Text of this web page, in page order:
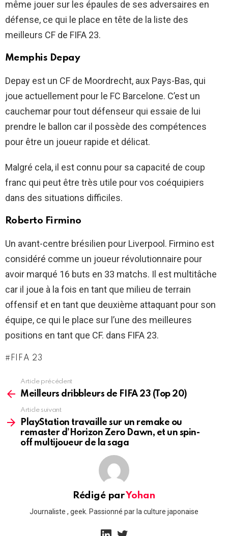
même jouer sur les épaules de ses adversaires en
défense, ce qui le place en tête de la liste des
meilleurs CF de FIFA 23.
Memphis Depay
Depay est un CF de Moordrecht, aux Pays-Bas, qui
joue actuellement pour le FC Barcelone. C’est un
cauchemar pour tout défenseur qui essaie de lui
prendre le ballon car il possède des compétences
pour être un joueur rapide et délicat.
Malgré cela, il est connu pour sa capacité de coup
franc qui peut être très utile pour vos coéquipiers
dans des situations difficiles.
Roberto Firmino
Un avant-centre brésilien pour Liverpool. Firmino est
considéré comme un joueur révolutionnaire pour
avoir marqué 16 buts en 33 matchs. Il est multitâche
car il joue à la fois en tant que milieu de terrain
offensif et en tant que deuxième attaquant pour son
équipe, ce qui le place sur l’une des meilleures
positions en tant que CF. dans FIFA 23.
FIFA 23
more
Article précédent
Meilleurs dribbleurs de FIFA 23 (Top 20)
Article suivant
PlayStation travaille sur un remake ou
remaster d’Horizon Zero Dawn, et un spin-
off multijoueur de la saga
Rédigé parYohan
Journaliste , geek. Passionné par la culture japonaise